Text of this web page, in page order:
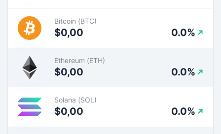
Bitcoin (BTC)
$0,00 0.0%
Ethereum (ETH)
$0,00 0.0%
Solana (SOL)
$0,00 0.0%